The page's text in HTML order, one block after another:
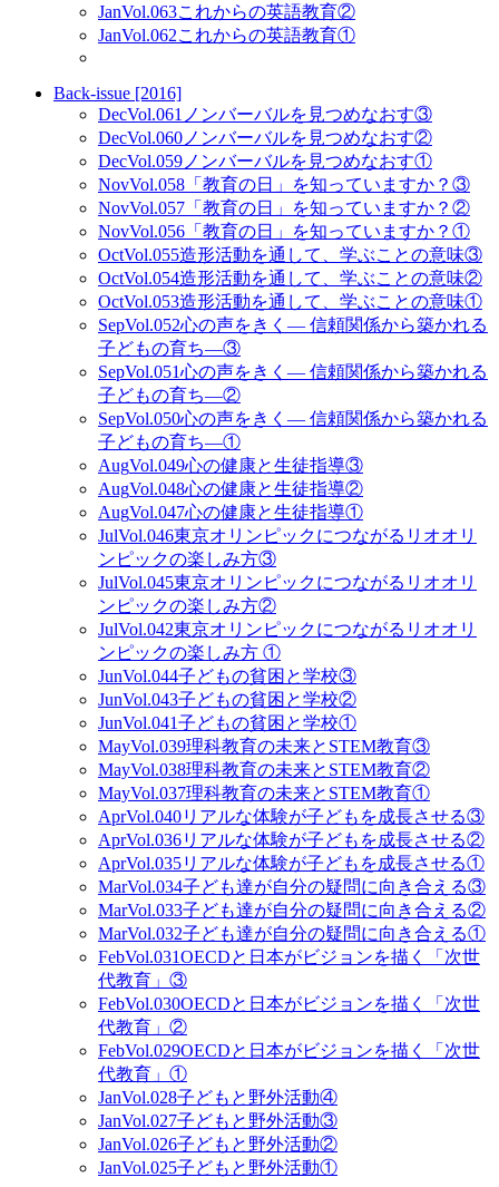
JanVol.063これからの英語教育②
JanVol.062これからの英語教育①
Back-issue [2016]
DecVol.061 ノンバーバルを見つめなおす③
DecVol.060 ノンバーバルを見つめなおす②
DecVol.059 ノンバーバルを見つめなおす①
NovVol.058 「教育の日」を知っていますか？③
NovVol.057 「教育の日」を知っていますか？②
NovVol.056 「教育の日」を知っていますか？①
OctVol.055造形活動を通して、学ぶことの意味③
OctVol.054造形活動を通して、学ぶことの意味②
OctVol.053造形活動を通して、学ぶことの意味①
SepVol.052心の声をきく— 信頼関係から築かれる
子どもの育ち—③
SepVol.051心の声をきく— 信頼関係から築かれる
子どもの育ち—②
SepVol.050心の声をきく— 信頼関係から築かれる
子どもの育ち—①
AugVol.049心の健康と生徒指導③
AugVol.048心の健康と生徒指導②
AugVol.047心の健康と生徒指導①
JulVol.046東京オリンピックにつながるリオオリ
ンピックの楽しみ方③
JulVol.045東京オリンピックにつながるリオオリ
ンピックの楽しみ方②
JulVol.042東京オリンピックにつながるリオオリ
ンピックの楽しみ方 ①
JunVol.044子どもの貧困と学校③
JunVol.043子どもの貧困と学校②
JunVol.041子どもの貧困と学校①
MayVol.039理科教育の未来とSTEM教育③
MayVol.038理科教育の未来とSTEM教育②
MayVol.037理科教育の未来とSTEM教育①
AprVol.040リアルな体験が子どもを成長させる③
AprVol.036リアルな体験が子どもを成長させる②
AprVol.035リアルな体験が子どもを成長させる①
MarVol.034子ども達が自分の疑問に向き合える③
MarVol.033子ども達が自分の疑問に向き合える②
MarVol.032子ども達が自分の疑問に向き合える①
FebVol.031OECDと日本がビジョンを描く「次世
代教育」③
FebVol.030OECDと日本がビジョンを描く「次世
代教育」②
FebVol.029OECDと日本がビジョンを描く「次世
代教育」①
JanVol.028子どもと野外活動④
JanVol.027子どもと野外活動③
JanVol.026子どもと野外活動②
JanVol.025子どもと野外活動①